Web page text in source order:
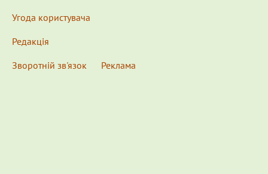
Угода користувача
Редакція
Зворотній зв'язок
Реклама